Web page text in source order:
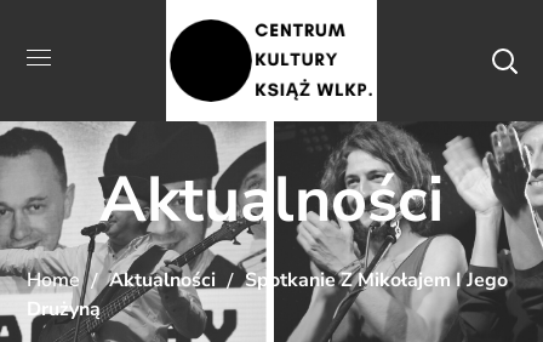
Aktualności
Home Aktualności
Spotkanie Z Mikołajem I Jego
Drużyną